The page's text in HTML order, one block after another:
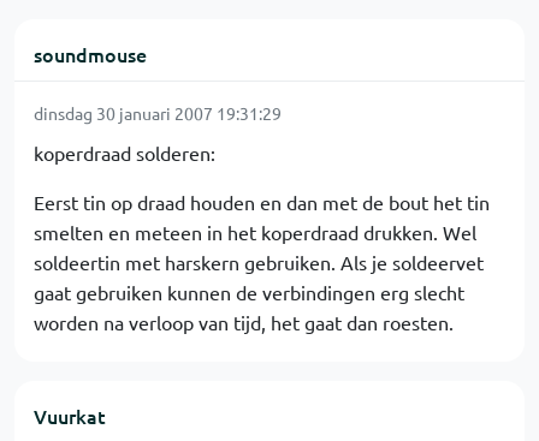
soundmouse
dinsdag 30 januari 2007 19:31:29
koperdraad solderen:
Eerst tin op draad houden en dan met de bout het tin
smelten en meteen in het koperdraad drukken. Wel
soldeertin met harskern gebruiken. Als je soldeervet
gaat gebruiken kunnen de verbindingen erg slecht
worden na verloop van tijd, het gaat dan roesten.
Vuurkat